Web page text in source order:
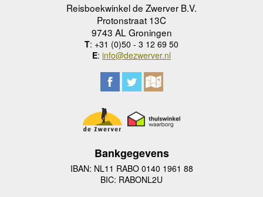
Reisboekwinkel de Zwerver B.V.
Protonstraat 13C
9743 AL Groningen
T: +31 (0)50 - 3 12 69 50
E: info@dezwerver.nl
Bankgegevens
IBAN: NL11 RABO 0140 1961 88
BIC: RABONL2U